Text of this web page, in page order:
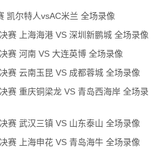
凯尔特人vsAC米兰 全场录像
赛 上海海港 VS 深圳新鹏城 全场录像
赛 河南 VS 大连英博 全场录像
赛 云南玉昆 VS 成都蓉城 全场录像
赛 重庆铜梁龙 VS 青岛西海岸 全场录
赛 武汉三镇 VS 山东泰山 全场录像
赛 上海申花 VS 青岛海牛 全场录像